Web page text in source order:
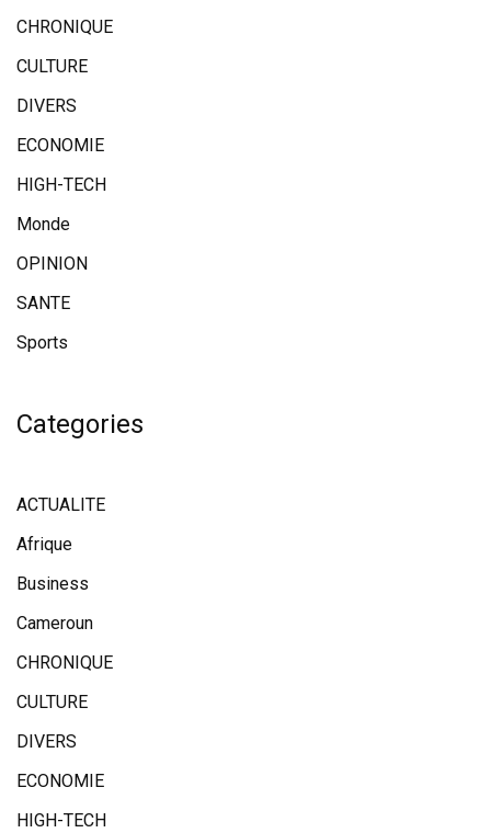
CHRONIQUE
CULTURE
DIVERS
ECONOMIE
HIGH-TECH
Monde
OPINION
SANTE
Sports
Categories
ACTUALITE
Afrique
Business
Cameroun
CHRONIQUE
CULTURE
DIVERS
ECONOMIE
HIGH-TECH